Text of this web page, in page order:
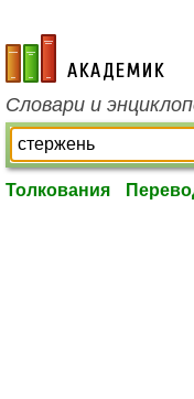
academic.ru
Словари и
Толкования